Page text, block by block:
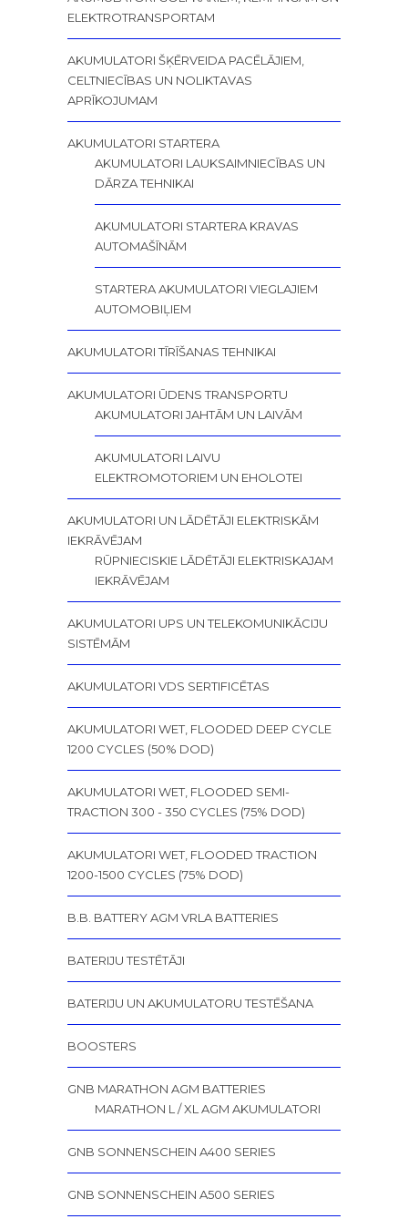
ELEKTROTRANSPORTAM
AKUMULATORI ŠĶĒRVEIDA PACĒLĀJIEM,
CELTNIECĪBAS UN NOLIKTAVAS
APRĪKOJUMAM
AKUMULATORI STARTERA
AKUMULATORI LAUKSAIMNIECĪBAS UN
DĀRZA TEHNIKAI
AKUMULATORI STARTERA KRAVAS
AUTOMAŠĪNĀM
STARTERA AKUMULATORI VIEGLAJIEM
AUTOMOBIĻIEM
AKUMULATORI TĪRĪŠANAS TEHNIKAI
AKUMULATORI ŪDENS TRANSPORTU
AKUMULATORI JAHTĀM UN LAIVĀM
AKUMULATORI LAIVU
ELEKTROMOTORIEM UN EHOLOTEI
AKUMULATORI UN LĀDĒTĀJI ELEKTRISKĀM
IEKRĀVĒJAM
RŪPNIECISKIE LĀDĒTĀJI ELEKTRISKAJAM
IEKRĀVĒJAM
AKUMULATORI UPS UN TELEKOMUNIKĀCIJU
SISTĒMĀM
AKUMULATORI VDS SERTIFICĒTAS
AKUMULATORI WET, FLOODED DEEP CYCLE
1200 CYCLES (50% DOD)
AKUMULATORI WET, FLOODED SEMI-
TRACTION 300 - 350 CYCLES (75% DOD)
AKUMULATORI WET, FLOODED TRACTION
1200-1500 CYCLES (75% DOD)
B.B. BATTERY AGM VRLA BATTERIES
BATERIJU TESTĒTĀJI
BATERIJU UN AKUMULATORU TESTĒŠANA
BOOSTERS
GNB MARATHON AGM BATTERIES
MARATHON L / XL AGM AKUMULATORI
GNB SONNENSCHEIN A400 SERIES
GNB SONNENSCHEIN A500 SERIES